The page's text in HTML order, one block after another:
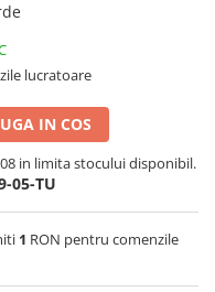
lucratoare
IN COS
in limita stocului disponibil.
05-TU
1 RON pentru comenzile